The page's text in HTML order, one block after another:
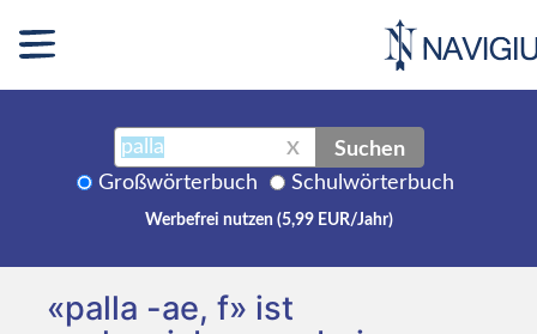
X Suchen
Großwörterbuch Schulwörterbuch
Werbefrei nutzen (5,99 EUR/Jahr)
«palla -ae, f» ist